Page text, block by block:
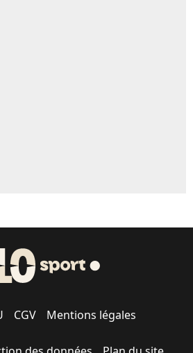
CGV Mentions légales